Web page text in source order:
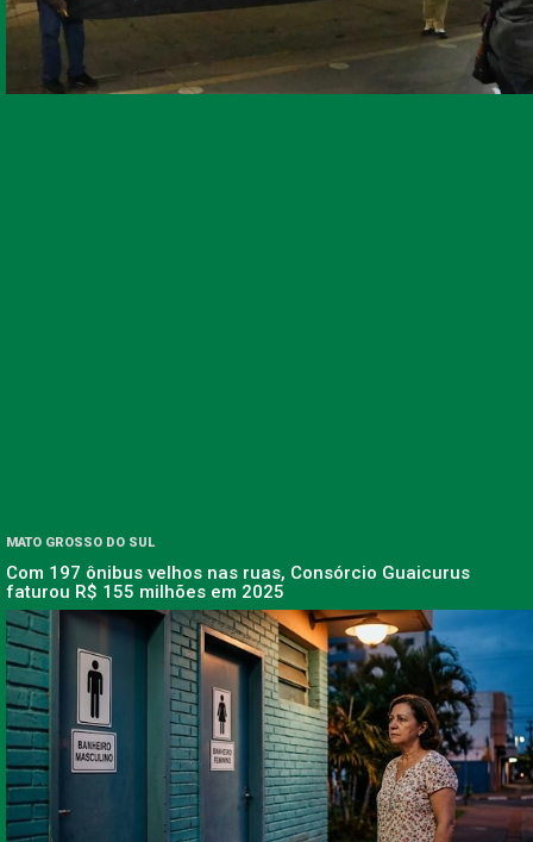
MATO GROSSO DO SUL
Com 197 ônibus velhos nas ruas, Consórcio Guaicurus
faturou R$ 155 milhões em 2025